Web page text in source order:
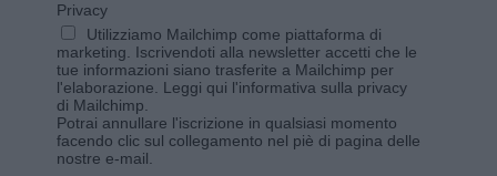
Privacy
Utilizziamo Mailchimp come piattaforma di
marketing. Iscrivendoti alla newsletter accetti che le
tue informazioni siano trasferite a Mailchimp per
l'elaborazione. Leggi qui l'informativa sulla privacy
di Mailchimp
Potrai annullare l'iscrizione in qualsiasi momento
facendo clic sul collegamento nel piè di pagina delle
nostre e-mail.